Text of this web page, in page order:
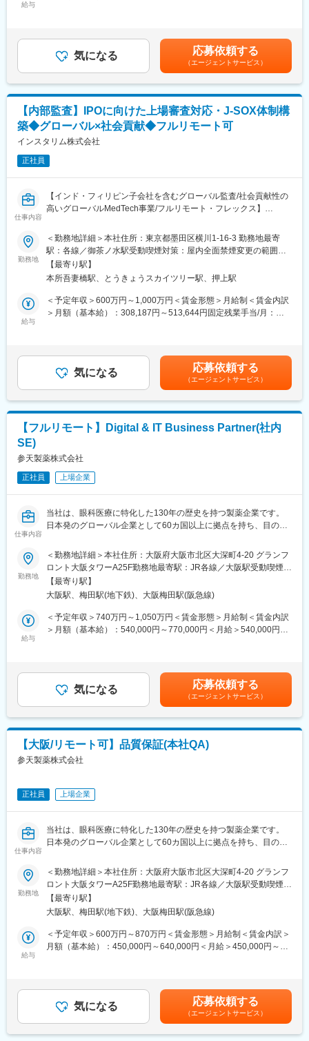
現状、4名ほどでSV業務は分担しており、関東エリアを中心にお
任せしていきます。
入社直後：ブランド・商品・現場の理解が必須のため、入社研
修、社内ルール及びシステムなど基礎的な説明を受けていただき
ます。
3か月後：現場での店舗業務を通じて、キャッチアップを進めてい
ただきます。
半年後：社内他部署との連携や調整などのコミュニケーションを
とっていただきながら、必要に応じて店舗での短期応援や他部署
の業務フォローなども予定しております。
変更の範囲：会社の定める業務
整形外科向けの人工骨等を研究開発・製造する当社にて、脊椎領
域（椎弓形成術に用いられる固定材）の営業活動、マーケティン
グ業務のサポートをお任せいたします。
単なる製品営業ではなく新しい手術方法などを医師に紹介するな
ど、医療現場に入り込んだ提案が可能です。手術の立ち合いは、
平均週3件ほど、立会い時間は1件あたり、２～3.5時間程度です。
医師から製品の開発提案を頂いた場合は、自社の開発部門と連
同行し医師に情報提供を行うこともあります。
・医師への製品説明・手技提案
・医局説明会の企画運営とプレゼン
・開発部門との改良・臨床導入連携
※営業担当には営業車が各自1台割り当てられ、原則は自宅から営
業先へ直行直帰のスタイルです。
有休取得に関して、積極取得を掲げています。
長期休暇にも寛容であり、今年のGWは、30日・１日も休業日と
脊椎領域は全国を3名でカバーしています。
■同社の特色：
１、民間のシンクタンクの調査では、整形外科向けセラミックス
人工骨販売金額では国内シェアトップクラス。
２、入社と同時に有給休暇を比例付与。社員の産休育休取得率お
がいを感じられます。
４、社内は社長、副社長問わず「さん」付けで呼び合う風通しの
５、開発・製造～販売まで全て自社にて一気通貫で行っていま
す。
変更の範囲：会社の定める業務
給与
収額に含まず）：年2回。半期ごとに予算の達成に応じて支給。
（0～100万円/半期）賃金はあくまでも目安の金額であり、選考を
通じて上下する可能性があります。月給(月額)は固定手当を含めた
表記です。
気になる 応募依頼する
（エージェントサービス）
【内部監査】IPOに向けた上場審査対応・J-SOX体制構
築◆グローバル×社会貢献◆フルリモート可
インスタリム株式会社
正社員
仕事内容
【インド・フィリピン子会社を含むグローバル監査/社会貢献性の
高いグローバルMedTech事業/フルリモート・フレックス】
■募集背景
同社は義足・義肢装具を開発・提供するグローバルMedTech企業
として、現在東証上場（IPO）に向けた準備を進めております。
上場審査対応およびJ-SOX体制の構築を目的として、今回初めて
内部監査室を設置いたします。これに伴い、内部監査体制の構築
から運用まで一貫して担っていただける人材を採用することにな
りました。
内部監査室の初期メンバーとして、J-SOX対応・内部監査・リス
ピン子会社を含むグローバル拠点が監査対象となります。
■業務内容
・内部監査：年間監査計画の策定および実施（対象：日本本社・
ープ）
ング
・コンプライアンス・リスク管理委員会の事務局業務
・海外拠点への往査（年4回程度、各1週間。インド・フィリピン
が主な対象）
を通じた不明瞭なプロセスの特定、リスク評価、および経営層へ
の報告・改善提言）
※レポートラインはCEOとなります。
世界には、義肢装具を購入できない人が9千万人も存在していま
す。同社はこの社会課題を「３Dプリンティング × AIテクノロジ
ます。現在、フィリピン・インドで活動中ですが、、アジア・ア
フリカの各国での事業も進行中です。
変更の範囲：会社の定める業務
勤務地
＜勤務地詳細＞本社住所：東京都墨田区横川1-16-3 勤務地最寄
駅：各線／御茶ノ水駅受動喫煙対策：屋内全面禁煙変更の範囲：
会社の定める事業所（リモートワーク含む）
【最寄り駅】
本所吾妻橋駅、とうきょうスカイツリー駅、押上駅
給与
＜予定年収＞600万円～1,000万円＜賃金形態＞月給制＜賃金内訳
＞月額（基本給）：308,187円～513,644円固定残業手当/月：
提示する等級によっては、役職手当を別途支給※月30時間を超え
る時間外労働分、休日および深夜労働分についての割増賃金は追
加で支給※昇給機会年1回、賞与年1回賃金はあくまでも目安の金
額であり、選考を通じて上下する可能性があります。月給(月額)は
固定手当を含めた表記です。
気になる 応募依頼する
（エージェントサービス）
【フルリモート】Digital & IT Business Partner(社内
SE)
参天製薬株式会社
正社員 上場企業
仕事内容
当社は、眼科医療に特化した130年の歴史を持つ製薬企業です。
日本発のグローバル企業として60カ国以上に拠点を持ち、目の健
供し、世界中の人々の視覚に関わる社会問題に取り組んでいま
す。
■業務概要：
日本およびグローバルの事業部門と連携しながら、業務の有効
性、業務効率、および組織パフォーマンスの向上につながるデジ
タルソリューションおよび情報システムの企画・設計・導入・運
用支援を担います。
ることもあります。
信頼されるDigital & IT Business Partnerとして、事業部門、
Digital & IT組織、外部パートナーと密接に連携しながら、ビジネ
■ビジネスパートナーシップ
・R&Dおよび関連部門のステークホルダーと信頼関係を構築し、
タルソリューションを提案し、その導入・活用を支援する。
・ビジネス部門とIT部門の橋渡し役として、優先順位、期待値、
■プロジェクト推進
・担当するITプロジェクトおよび施策について、計画策定、実
・プロジェクトにおける課題やリスクを主体的に特定・管理し、
適切な対策を推進することで、円滑なプロジェクト遂行を実現す
る。
・社内外の関係者と連携しながら、プロジェクトの成功に向けて
■ソリューション・システム管理
・担当するシステムおよびアプリケーションの安定運用と継続的
する情報を、関係者へ適切に共有する。
・グローバルおよびリージョナルのITチームと連携し、IT戦略、お
よび各種イニシアチブの実行を支援する。
勤務地
＜勤務地詳細＞本社住所：大阪府大阪市北区大深町4-20 グランフ
ロント大阪タワーA25F勤務地最寄駅：JR各線／大阪駅受動喫煙対
策：屋内全面禁煙変更の範囲：会社の定める事業所（リモートワ
ーク含む）
【最寄り駅】
大阪駅、梅田駅(地下鉄)、大阪梅田駅(阪急線)
給与
＜予定年収＞740万円～1,050万円＜賃金形態＞月給制＜賃金内訳
＞月額（基本給）：540,000円～770,000円＜月給＞540,000円～
り、選考を通じて上下する可能性があります。月給(月額)は固定手
当を含めた表記です。
気になる 応募依頼する
（エージェントサービス）
【大阪/リモート可】品質保証(本社QA)
参天製薬株式会社
正社員 上場企業
仕事内容
当社は、眼科医療に特化した130年の歴史を持つ製薬企業です。
日本発のグローバル企業として60カ国以上に拠点を持ち、目の健
供し、世界中の人々の視覚に関わる社会問題に取り組んでいま
す。本ポジションは、本社QA職として活躍頂きます。
■業務内容：
・配属先は、日本国内で製造販売する医療用/一般用医薬品・健康
補助食品の品質保証体制の維持・管理、および海外輸出入品を扱
う本社品質保証機能（グローバル機能）を担っています。
・当社日本法人における GMP/GDP 品質部門の主導役を務め、
改善し、製造管理及び品質管理の適正運用を確認することで、医
療用/一般用医薬品、健康補助食品および治験薬の品質保証を適切
に行うことを基本使命としています。
勤務地
＜勤務地詳細＞本社住所：大阪府大阪市北区大深町4-20 グランフ
ロント大阪タワーA25F勤務地最寄駅：JR各線／大阪駅受動喫煙対
策：屋内全面禁煙変更の範囲：会社の定める事業所（リモートワ
ーク含む）
【最寄り駅】
大阪駅、梅田駅(地下鉄)、大阪梅田駅(阪急線)
給与
＜予定年収＞600万円～870万円＜賃金形態＞月給制＜賃金内訳＞
月額（基本給）：450,000円～640,000円＜月給＞450,000円～
あり、選考を通じて上下する可能性があります。月給(月額)は固定
手当を含めた表記です。
気になる 応募依頼する
（エージェントサービス）